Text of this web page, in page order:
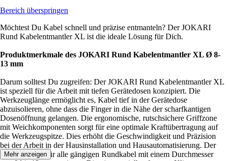
Bereich überspringen
Möchtest Du Kabel schnell und präzise entmanteln? Der JOKARI
Rund Kabelentmantler XL ist die ideale Lösung für Dich.
Produktmerkmale des JOKARI Rund Kabelentmantler XL Ø 8-
13 mm
Darum solltest Du zugreifen: Der JOKARI Rund Kabelentmantler XL
ist speziell für die Arbeit mit tiefen Gerätedosen konzipiert. Die
Werkzeuglänge ermöglicht es, Kabel tief in der Gerätedose
abzuisolieren, ohne dass die Finger in die Nähe der scharfkantigen
Dosenöffnung gelangen. Die ergonomische, rutschsichere Griffzone
mit Weichkomponenten sorgt für eine optimale Kraftübertragung auf
die Werkzeugspitze. Dies erhöht die Geschwindigkeit und Präzision
bei der Arbeit in der Hausinstallation und Hausautomatisierung. Der
Entmantler ist für alle gängigen Rundkabel mit einem Durchmesser
Mehr anzeigen